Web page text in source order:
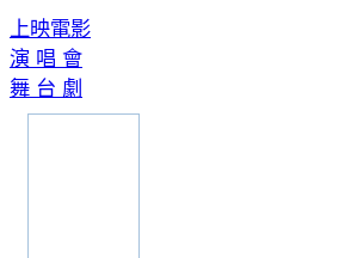
上映電影
演 唱 會
舞 台 劇